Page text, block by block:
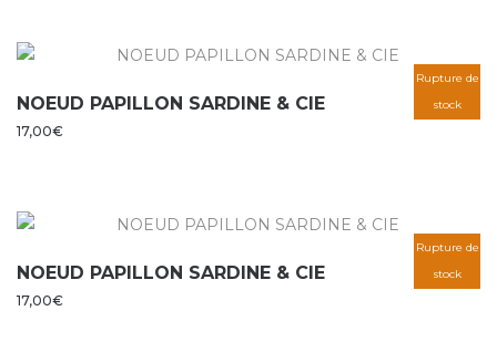
Rupture de
stock
NOEUD PAPILLON SARDINE & CIE
17,00€
Rupture de
stock
NOEUD PAPILLON SARDINE & CIE
17,00€